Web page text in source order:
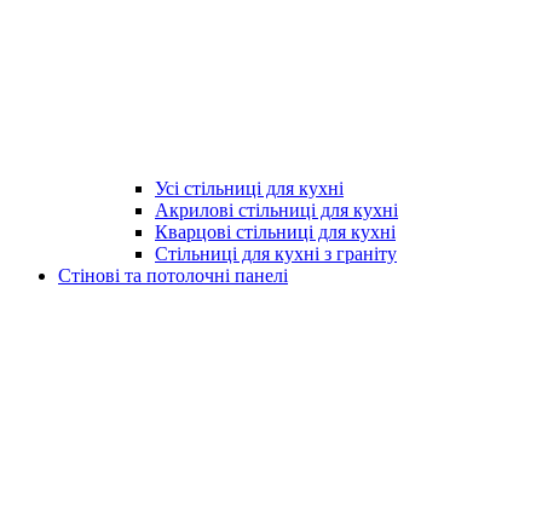
Усі стільниці для кухні
Акрилові стільниці для кухні
Кварцові стільниці для кухні
Стільниці для кухні з граніту
Стінові та потолочні панелі